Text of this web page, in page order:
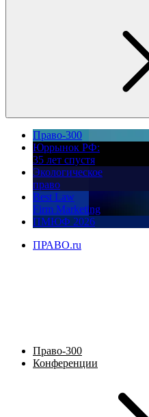
Право-300
Юррынок РФ:
35 лет спустя
Экологическое
право
Best Law
Firm Marketing
ПМЮФ 2026
ПРАВО.ru
Право-300
Конференции